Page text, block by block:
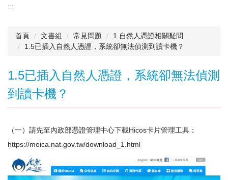
:::
首頁 文書組 常見問題
1.自然人憑證相關疑問...
1.5已插入自然人憑證，系統卻無法偵測到讀卡機？
1.5已插入自然人憑證，系統卻無法偵測
到讀卡機？
（一）請先至內政部憑證管理中心下載Hicos卡片管理工具：
https://moica.nat.gov.tw/download_1.html